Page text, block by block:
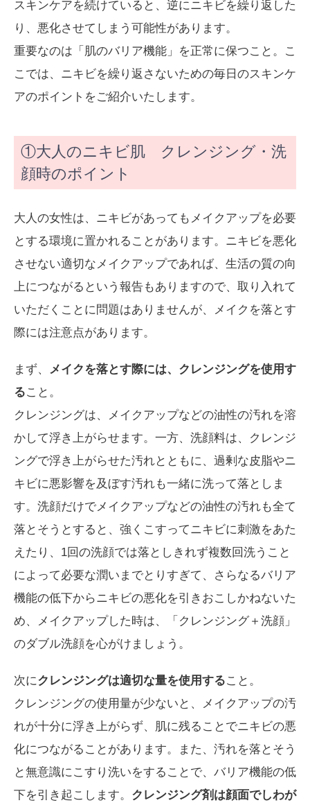
スキンケアを続けていると、逆にニキビを繰り返した
り、悪化させてしまう可能性があります。
重要なのは「肌のバリア機能」を正常に保つこと。こ
こでは、ニキビを繰り返さないための毎日のスキンケ
アのポイントをご紹介いたします。
①大人のニキビ肌 クレンジング・洗
顔時のポイント
大人の女性は、ニキビがあってもメイクアップを必要
とする環境に置かれることがあります。ニキビを悪化
させない適切なメイクアップであれば、生活の質の向
上につながるという報告もありますので、取り入れて
いただくことに問題はありませんが、メイクを落とす
際には注意点があります。
まず、 メイクを落とす際には、クレンジングを使用す
ること。
クレンジングは、メイクアップなどの油性の汚れを溶
かして浮き上がらせます。一方、洗顔料は、クレンジ
ングで浮き上がらせた汚れとともに、過剰な皮脂やニ
キビに悪影響を及ぼす汚れも一緒に洗って落としま
す。洗顔だけでメイクアップなどの油性の汚れも全て
落とそうとすると、強くこすってニキビに刺激をあた
えたり、1回の洗顔では落としきれず複数回洗うこと
によって必要な潤いまでとりすぎて、さらなるバリア
機能の低下からニキビの悪化を引きおこしかねないた
め、メイクアップした時は、「クレンジング＋洗顔」
のダブル洗顔を心がけましょう。
次にクレンジングは適切な量を使用すること。
クレンジングの使用量が少ないと、メイクアップの汚
れが十分に浮き上がらず、肌に残ることでニキビの悪
化につながることがあります。また、汚れを落とそう
と無意識にこすり洗いをすることで、バリア機能の低
下を引き起こします。 クレンジング剤は顔面でしわが